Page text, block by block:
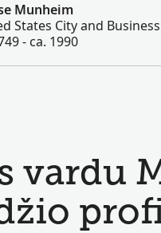
Munheim
States City and
- ca. 1990
vardu